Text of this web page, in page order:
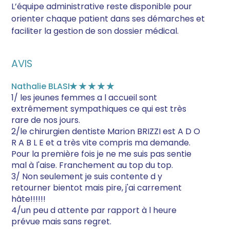
L’équipe administrative reste disponible pour
orienter chaque patient dans ses démarches et
faciliter la gestion de son dossier médical.
AVIS
Nathalie BLASI★★★★★
1/ les jeunes femmes a l accueil sont
extrêmement sympathiques ce qui est très
rare de nos jours.
2/le chirurgien dentiste Marion BRIZZI est A D O
R A B L E et a très vite compris ma demande.
Pour la première fois je ne me suis pas sentie
mal à l'aise. Franchement au top du top.
3/ Non seulement je suis contente d y
retourner bientot mais pire, j'ai carrement
hâte!!!!!!
4/un peu d attente par rapport à l heure
prévue mais sans regret.